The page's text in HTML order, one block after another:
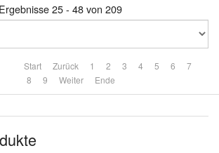
Ergebnisse 25 - 48 von 209
Start Zurück 1 2 3 4 5 6
7
8
9 Weiter Ende